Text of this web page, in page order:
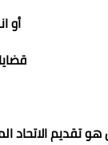
أو
تقديم الاتحاد